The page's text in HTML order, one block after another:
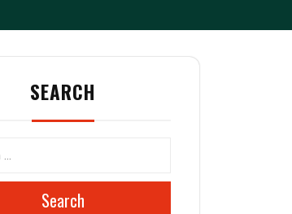
SEARCH
Search